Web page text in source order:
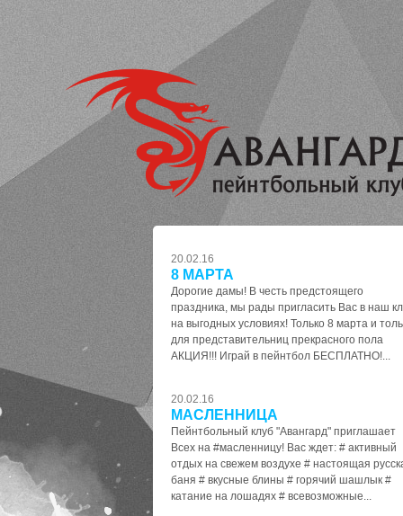
20.02.16
8 МАРТА
Дорогие дамы! В честь предстоящего
праздника, мы рады пригласить Вас в наш
на выгодных условиях! Только 8 марта и
для представительниц прекрасного пола
АКЦИЯ!!! Играй в пейнтбол БЕСПЛАТНО!...
20.02.16
МАСЛЕННИЦА
Пейнтбольный клуб "Авангард" приглашает
Всех на #масленницу! Вас ждет: # активный
отдых на свежем воздухе # настоящая
баня # вкусные блины # горячий шашлык #
катание на лошадях # всевозможные...